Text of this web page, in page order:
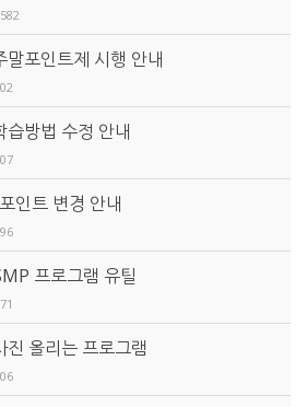
포인트제 시행 안내
방법 수정 안내
인트 변경 안내
프로그램 유틸
올리는 프로그램